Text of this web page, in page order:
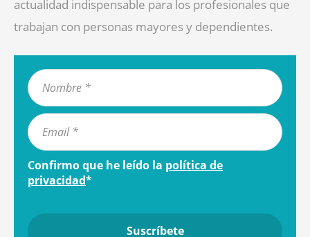
actualidad indispensable para los profesionales que
trabajan con personas mayores y dependientes.
Confirmo que he leído la política de
privacidad*